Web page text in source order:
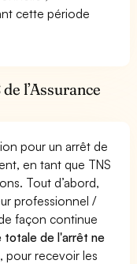
cette période
l’Assurance
pour un arrêt de
en tant que TNS
Tout d’abord,
professionnel /
façon continue
totale de l'arrêt ne
pour recevoir les